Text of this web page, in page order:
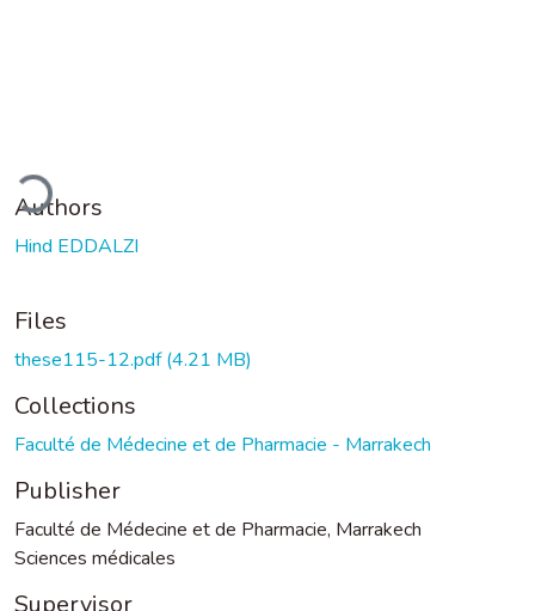
Authors
Hind EDDALZI
Files
these115-12.pdf(4.21 MB)
Collections
Faculté de Médecine et de Pharmacie - Marrakech
Publisher
Faculté de Médecine et de Pharmacie, Marrakech
Sciences médicales
Supervisor